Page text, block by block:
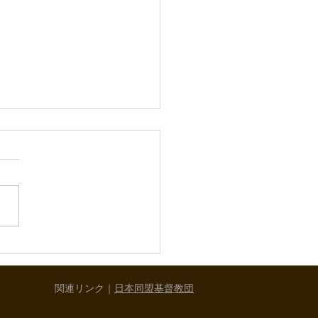
マスおめでとうござい
るクリスマスを迎えまし
集会は、昨晩の燭火礼拝
べて終了いたしました。
でのクリスマス礼拝や燭火
関連リンク｜ 日本同盟基督教団